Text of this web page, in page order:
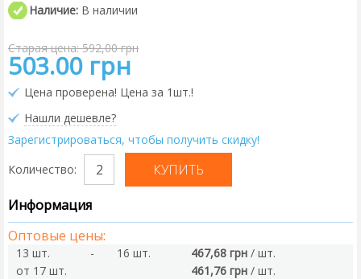
Наличие: В наличии
Старая цена: 592,00 грн
503.00 грн
Цена проверена! Цена за 1шт.!
Нашли дешевле?
Зарегистрироваться, чтобы получить скидку!
Количество:
Информация
Оптовые цены:
13 шт. - 16 шт. 467,68 грн / шт.
от 17 шт.
461,76 грн / шт.